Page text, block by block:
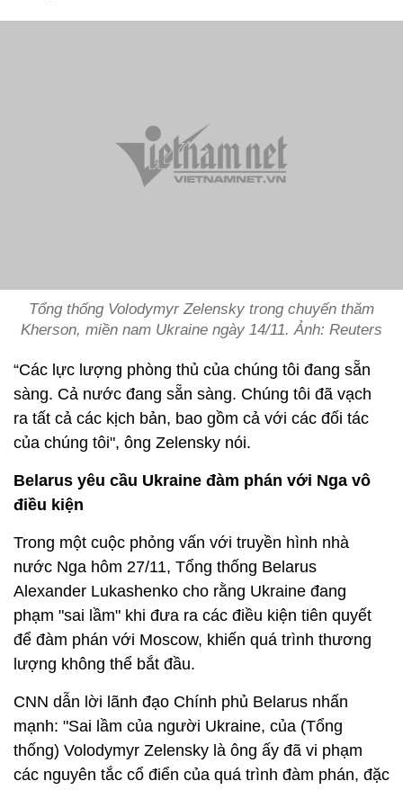
Tổng thống Volodymyr Zelensky trong chuyến thăm
Kherson, miền nam Ukraine ngày 14/11. Ảnh: Reuters
“Các lực lượng phòng thủ của chúng tôi đang sẵn
sàng. Cả nước đang sẵn sàng. Chúng tôi đã vạch
ra tất cả các kịch bản, bao gồm cả với các đối tác
của chúng tôi", ông Zelensky nói.
Belarus yêu cầu Ukraine đàm phán với Nga vô
điều kiện
Trong một cuộc phỏng vấn với truyền hình nhà
nước Nga hôm 27/11, Tổng thống Belarus
Alexander Lukashenko cho rằng Ukraine đang
phạm "sai lầm" khi đưa ra các điều kiện tiên quyết
để đàm phán với Moscow, khiến quá trình thương
lượng không thể bắt đầu.
CNN dẫn lời lãnh đạo Chính phủ Belarus nhấn
mạnh: "Sai lầm của người Ukraine, của (Tổng
thống) Volodymyr Zelensky là ông ấy đã vi phạm
các nguyên tắc cổ điển của quá trình đàm phán, đặc